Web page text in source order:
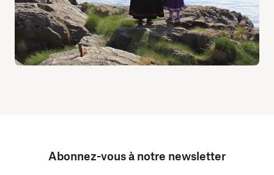
Abonnez-vous à notre newsletter